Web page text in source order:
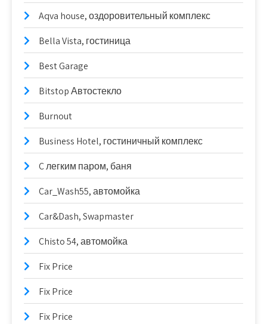
Aqva house, оздоровительный комплекс
Bella Vista, гостиница
Best Garage
Bitstop Автостекло
Burnout
Business Hotel, гостиничный комплекс
C легким паром, баня
Car_Wash55, автомойка
Car&Dash, Swapmaster
Chisto 54, автомойка
Fix Price
Fix Price
Fix Price